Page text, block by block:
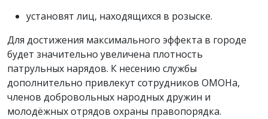
установят лиц, находящихся в розыске.
Для достижения максимального эффекта в городе
будет значительно увеличена плотность
патрульных нарядов. К несению службы
дополнительно привлекут сотрудников ОМОНа,
членов добровольных народных дружин и
молодёжных отрядов охраны правопорядка.